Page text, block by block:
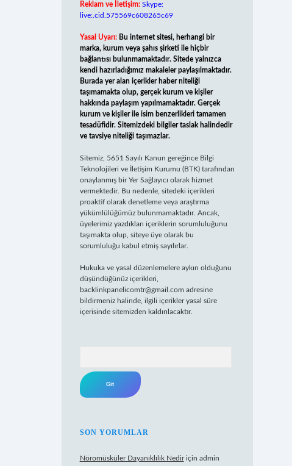
Reklam ve İletişim: Skype:
live:.cid.575569c608265c69
Yasal Uyarı: Bu internet sitesi, herhangi bir
marka, kurum veya şahıs şirketi ile hiçbir
bağlantısı bulunmamaktadır. Sitede yalnızca
kendi hazırladığımız makaleler paylaşılmaktadır.
Burada yer alan içerikler haber niteliği
taşımamakta olup, gerçek kurum ve kişiler
hakkında paylaşım yapılmamaktadır. Gerçek
kurum ve kişiler ile isim benzerlikleri tamamen
tesadüfidir. Sitemizdeki bilgiler taslak halindedir
ve tavsiye niteliği taşımazlar.
Sitemiz, 5651 Sayılı Kanun gereğince Bilgi
Teknolojileri ve İletişim Kurumu (BTK) tarafından
onaylanmış bir Yer Sağlayıcı olarak hizmet
vermektedir. Bu nedenle, sitedeki içerikleri
proaktif olarak denetleme veya araştırma
yükümlülüğümüz bulunmamaktadır. Ancak,
üyelerimiz yazdıkları içeriklerin sorumluluğunu
taşımakta olup, siteye üye olarak bu
sorumluluğu kabul etmiş sayılırlar.
Hukuka ve yasal düzenlemelere aykırı olduğunu
düşündüğünüz içerikleri,
backlinkpanelicomtr@gmail.com adresine
bildirmeniz halinde, ilgili içerikler yasal süre
içerisinde sitemizden kaldırılacaktır.
SON YORUMLAR
Nöromüsküler Dayanıklılık Nediriçin admin